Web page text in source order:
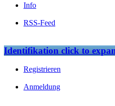
Info
RSS-Feed
Identifikationclick to
Registrieren
Anmeldung